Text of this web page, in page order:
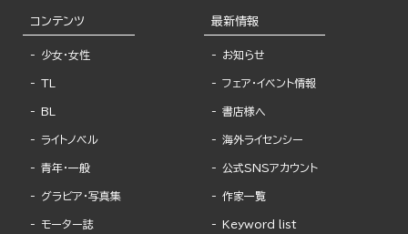
コンテンツ
少女・女性
TL
BL
ライトノベル
青年・一般
グラビア・写真集
モーター誌
最新情報
お知らせ
フェア・イベント情報
書店様へ
海外ライセンシー
公式SNSアカウント
作家一覧
Keyword list